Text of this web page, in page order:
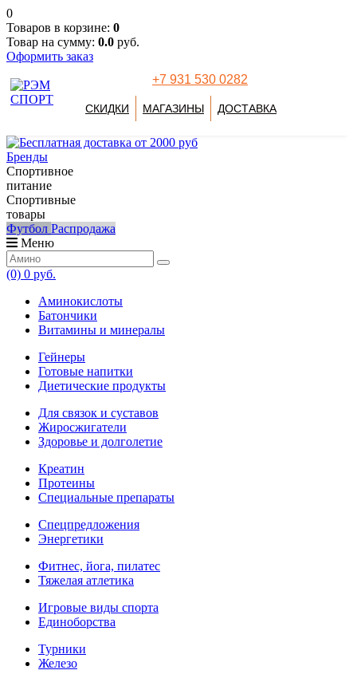
0
Товаров в корзине: 0
Товар на сумму: 0.0 руб.
Оформить заказ
+7 931 530 0282
СКИДКИ МАГАЗИНЫ ДОСТАВКА
Бренды
Спортивное
питание
Спортивные
товары
Футбол Распродажа
Меню
(0) 0 руб.
Аминокислоты
Батончики
Витамины и минералы
Гейнеры
Готовые напитки
Диетические продукты
Для связок и суставов
Жиросжигатели
Здоровье и долголетие
Креатин
Протеины
Специальные препараты
Спецпредложения
Энергетики
Фитнес, йога, пилатес
Тяжелая атлетика
Игровые виды спорта
Единоборства
Турники
Железо